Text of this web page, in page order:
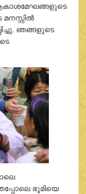
ഞങ്ങളുടെ
ഭൂമിയെ